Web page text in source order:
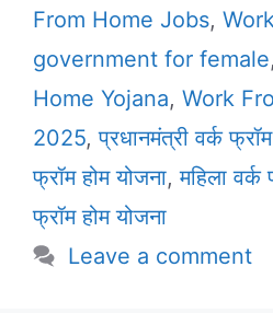
From Home Jobs,
government for female,
Home Yojana, Work
2025,प्रधानमंत्री वर्क
फ्रॉम होम योजना,महिला वर्क
फ्रॉम होम योजना
Leave a comment